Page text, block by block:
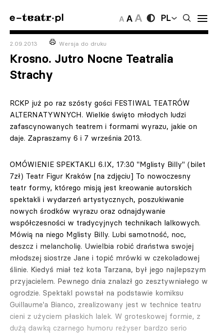
PL
2.09.2013 Wersja do druku
Krosno. Jutro Nocne Teatralia
Strachy
RCKP już po raz szósty gości FESTIWAL TEATRÓW
ALTERNATYWNYCH. Wielkie święto młodych ludzi
zafascynowanych teatrem i formami wyrazu, jakie on
daje. Zapraszamy 6 i 7 września 2013.
OMÓWIENIE SPEKTAKLI 6.IX, 17:30 "Mglisty Billy" (bilet
7zł) Teatr Figur Kraków [na zdjęciu] To nowoczesny
teatr formy, którego misją jest kreowanie autorskich
spektakli i wydarzeń artystycznych, poszukiwanie
nowych środków wyrazu oraz odnajdywanie
współczesności w tradycyjnych technikach lalkowych.
Mówią na niego Mglisty Billy. Lubi samotność, noc,
deszcz i melancholię. Uwielbia robić draństwa swojej
młodszej siostrze Jane i topić mrówki w czekoladowej
ślinie. Kiedyś miał też kota Tarzana, był jego najlepszym
przyjacielem. Pewnego dnia znalazł go zesztywniałego w
ogrodzie. Spektakl powstał na podstawie komiksu
Guillaume'a Bianco, zrealizowany jest w technice teatru
cieni z użyciem płaskich lalek. W groteskowej formie, z
dużą dawką czarnego humoru reżyser bardzo serio